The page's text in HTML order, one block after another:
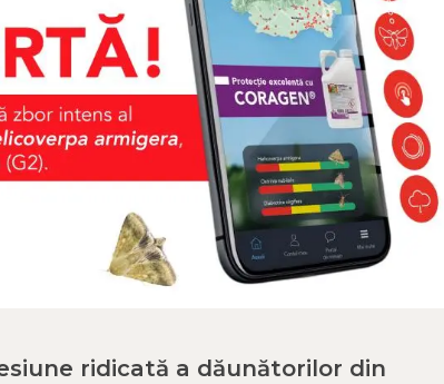
ridicată a dăunătorilor din